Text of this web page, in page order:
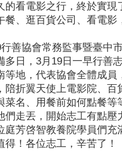
的看電影之行，終於實
餐、逛百貨公司、看電影
善協會常務監事暨臺中
多日，3月19日一早行善
等地，代表協會全體成
陪折翼天使上電影院、
菜名、用餐前如何點餐
們走丟，開始志工有點
庭芳啓智教養院學員們
得！各位志工，辛苦了！